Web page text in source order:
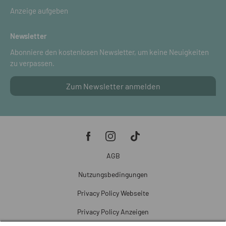
Anzeige aufgeben
Newsletter
Abonniere den kostenlosen Newsletter, um keine Neuigkeiten
zu verpassen.
Zum Newsletter anmelden
AGB
Nutzungsbedingungen
Privacy Policy Webseite
Privacy Policy Anzeigen